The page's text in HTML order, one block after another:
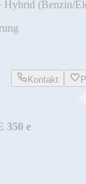
Hybrid (Benzin/
Kontakt
350 e